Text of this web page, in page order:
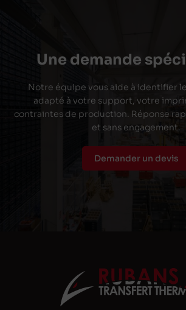
Une demande
Notre équipe vous aide à identifier
adapté à votre support, votre
contraintes de production. Réponse
et sans engagement.
Demander un devis